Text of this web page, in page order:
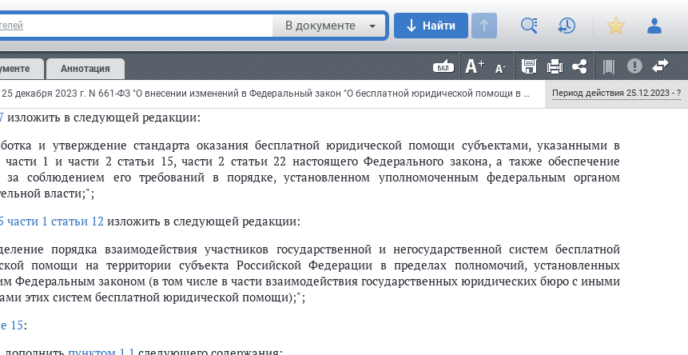
В документе Найти
Аннотация
Федеральный закон от 25 декабря 2023 г. N 661-ФЗ "О внесении изменений в Федеральный закон "О бесплатной юридической помощи в Российской Федерации" и Федеральный закон "О воинской обязанности и военной службе" Период действия 25.12.2023 - ?
статьи 6признать утратившей силу;
11:
3слова "государственной системы" заменить словами "государственной и негосударственной систем",
системы" заменить словами "этих систем";
изложить в следующей редакции:
и утверждение стандарта оказания бесплатной юридической помощи субъектами, указанными в
1 и части 2 статьи 15, части 2 статьи 22 настоящего Федерального закона, а также обеспечение
за соблюдением его требований в порядке, установленном уполномоченным федеральным органом
власти;";
части 1 статьи 12 изложить в следующей редакции:
порядка взаимодействия участников государственной и негосударственной систем бесплатной
помощи на территории субъекта Российской Федерации в пределах полномочий, установленных
Федеральным законом (в том числе в части взаимодействия государственных юридических бюро с иными
этих систем бесплатной юридической помощи);";
15: